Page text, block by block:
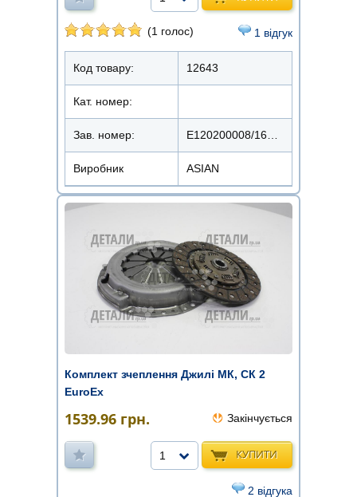
(1 голос) 1 відгук
Код товару: 12643
Кат. номер:
Зав. номер:
Виробник ASIAN
Комплект зчеплення Джилі МК, СК 2
EuroEx
1539.96 грн. Закінчується
КУПИТИ
1
2 відгука